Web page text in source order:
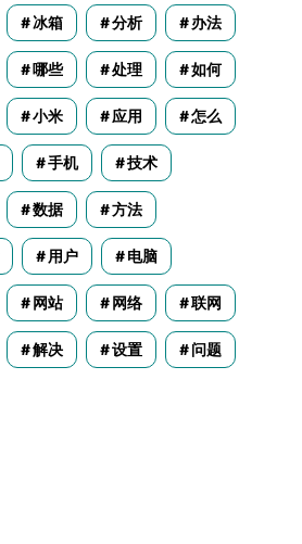
冰箱 分析 办法
哪些 处理 如何
小米 应用 怎么
手机 技术
数据 方法
用户 电脑
网站 网络 联网
解决 设置 问题